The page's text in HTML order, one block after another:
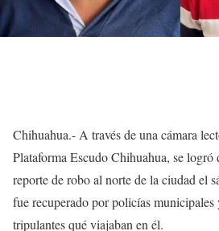
Chihuahua.- A través de una cámara
Plataforma Escudo Chihuahua, se logró
reporte de robo al norte de la ciudad el
fue recuperado por policías
tripulantes qué viajaban en él.